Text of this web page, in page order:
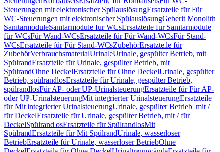
Steuerungen mit elektronischer SpülauslösungErsatzteile für Für
WC-Steuerungen mit elektronischer SpülauslösungGeberit Monolith
SanitärmoduleSanitärmodule für WCsErsatzteile für Sanitärmodule
für WCsFür Wand-WCsErsatzteile für Für Wand-WCsFür Stand-
WCsErsatzteile für Für Stand-WCsZubehörErsatzteile für
ZubehörVerbrauchsmaterialUrinaleUrinale, gespülter Betrieb, mit
SpülrandErsatzteile für Urinale, gespülter Betrieb, mit
SpülrandOhne DeckelErsatzteile für Ohne DeckelUrinale, gespülter
Betrieb, spülrandlosErsatzteile für Urinale, gespülter Betrieb,
spülrandlosFür AP- oder UP-UrinalsteuerungErsatzteile für Für AP-
oder UP-UrinalsteuerungMit integrierter UrinalsteuerungErsatzteile
für Mit integrierter UrinalsteuerungUrinale, gespülter Betrieb, mit /
für DeckelErsatzteile für Urinale, gespülter Betrieb, mit / für
DeckelSpülrandlosErsatzteile für SpülrandlosMit
SpülrandErsatzteile für Mit SpülrandUrinale, wasserloser
BetriebErsatzteile für Urinale, wasserloser BetriebOhne